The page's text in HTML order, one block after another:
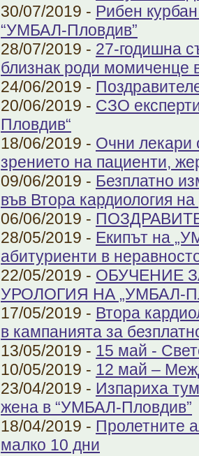
30/07/2019 - Рибен
“УМБАЛ-Пловдив”
28/07/2019 - 27-годишна
близнак роди момиченце
24/06/2019 -
20/06/2019 - СЗО
Пловдив“
18/06/2019 - Очни лекари
зрението на пациенти,
09/06/2019 - Безплатно
във Втора кардиология
06/06/2019 -
28/05/2019 - Екипът на
абитуриенти в
22/05/2019 - ОБУЧЕНИЕ
УРОЛОГИЯ НА „УМБАЛ-
17/05/2019 - Втора
в кампанията за
13/05/2019 - 15 май -
10/05/2019 - 12 май –
23/04/2019 - Изпариха
жена в “УМБАЛ-Пловдив”
18/04/2019 - Пролетните
малко 10 дни